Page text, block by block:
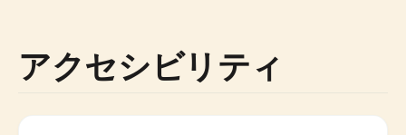
アクセシビリティ